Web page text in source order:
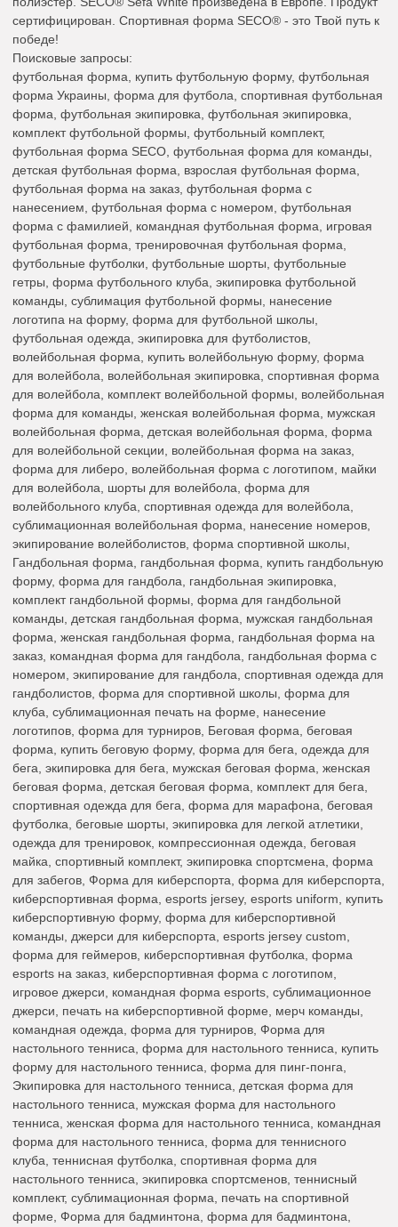
сертифицирован. Спортивная форма SECO® - это Твой путь к
победе!
Поисковые запросы:
футбольная форма, купить футбольную форму, футбольная
форма Украины, форма для футбола, спортивная футбольная
форма, футбольная экипировка, футбольная экипировка,
комплект футбольной формы, футбольный комплект,
футбольная форма SECO, футбольная форма для команды,
детская футбольная форма, взрослая футбольная форма,
футбольная форма на заказ, футбольная форма с
нанесением, футбольная форма с номером, футбольная
форма с фамилией, командная футбольная форма, игровая
футбольная форма, тренировочная футбольная форма,
футбольные футболки, футбольные шорты, футбольные
гетры, форма футбольного клуба, экипировка футбольной
команды, сублимация футбольной формы, нанесение
логотипа на форму, форма для футбольной школы,
футбольная одежда, экипировка для футболистов,
волейбольная форма, купить волейбольную форму, форма
для волейбола, волейбольная экипировка, спортивная форма
для волейбола, комплект волейбольной формы, волейбольная
форма для команды, женская волейбольная форма, мужская
волейбольная форма, детская волейбольная форма, форма
для волейбольной секции, волейбольная форма на заказ,
форма для либеро, волейбольная форма с логотипом, майки
для волейбола, шорты для волейбола, форма для
волейбольного клуба, спортивная одежда для волейбола,
сублимационная волейбольная форма, нанесение номеров,
экипирование волейболистов, форма спортивной школы,
Гандбольная форма, гандбольная форма, купить гандбольную
форму, форма для гандбола, гандбольная экипировка,
комплект гандбольной формы, форма для гандбольной
команды, детская гандбольная форма, мужская гандбольная
форма, женская гандбольная форма, гандбольная форма на
заказ, командная форма для гандбола, гандбольная форма с
номером, экипирование для гандбола, спортивная одежда для
гандболистов, форма для спортивной школы, форма для
клуба, сублимационная печать на форме, нанесение
логотипов, форма для турниров, Беговая форма, беговая
форма, купить беговую форму, форма для бега, одежда для
бега, экипировка для бега, мужская беговая форма, женская
беговая форма, детская беговая форма, комплект для бега,
спортивная одежда для бега, форма для марафона, беговая
футболка, беговые шорты, экипировка для легкой атлетики,
одежда для тренировок, компрессионная одежда, беговая
майка, спортивный комплект, экипировка спортсмена, форма
для забегов, Форма для киберспорта, форма для киберспорта,
киберспортивная форма, esports jersey, esports uniform, купить
киберспортивную форму, форма для киберспортивной
команды, джерси для киберспорта, esports jersey custom,
форма для геймеров, киберспортивная футболка, форма
esports на заказ, киберспортивная форма с логотипом,
игровое джерси, командная форма esports, сублимационное
джерси, печать на киберспортивной форме, мерч команды,
командная одежда, форма для турниров, Форма для
настольного тенниса, форма для настольного тенниса, купить
форму для настольного тенниса, форма для пинг-понга,
Экипировка для настольного тенниса, детская форма для
настольного тенниса, мужская форма для настольного
тенниса, женская форма для настольного тенниса, командная
форма для настольного тенниса, форма для теннисного
клуба, теннисная футболка, спортивная форма для
настольного тенниса, экипировка спортсменов, теннисный
комплект, сублимационная форма, печать на спортивной
форме, Форма для бадминтона, форма для бадминтона,